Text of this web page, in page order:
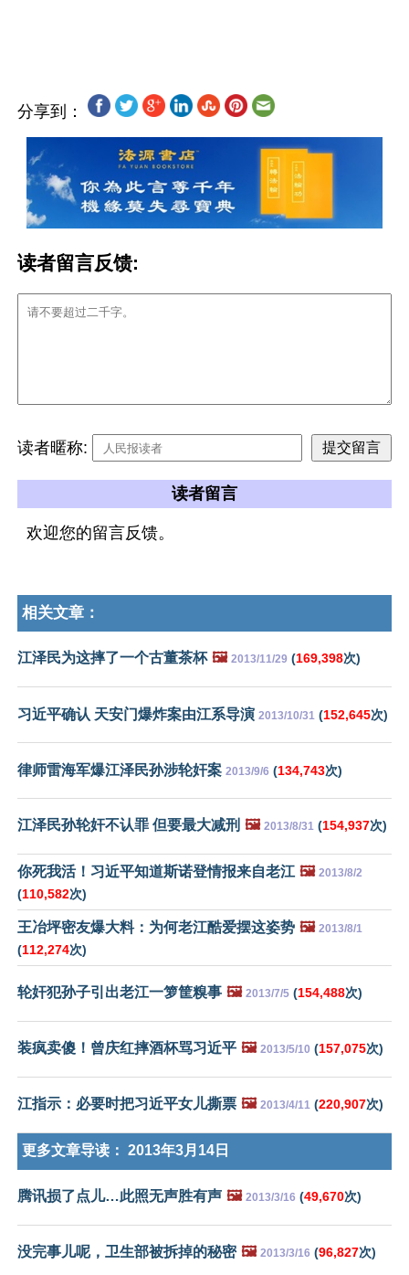
分享到：
读者留言反馈:
读者暱称:
读者留言
欢迎您的留言反馈。
相关文章：
江泽民为这摔了一个古董茶杯 🖼️ 2013/11/29 (169,398次)
习近平确认 天安门爆炸案由江系导演 2013/10/31 (152,645次)
律师雷海军爆江泽民孙涉轮奸案 2013/9/6 (134,743次)
江泽民孙轮奸不认罪 但要最大减刑 🖼️ 2013/8/31 (154,937次)
你死我活！习近平知道斯诺登情报来自老江 🖼️ 2013/8/2
(110,582次)
王冶坪密友爆大料：为何老江酷爱摆这姿势 🖼️ 2013/8/1
(112,274次)
轮奸犯孙子引出老江一箩筐糗事 🖼️ 2013/7/5 (154,488次)
装疯卖傻！曾庆红摔酒杯骂习近平 🖼️ 2013/5/10 (157,075次)
江指示：必要时把习近平女儿撕票 🖼️ 2013/4/11 (220,907次)
更多文章导读： 2013年3月14日
腾讯损了点儿…此照无声胜有声 🖼️ 2013/3/16 (49,670次)
没完事儿呢，卫生部被拆掉的秘密 🖼️ 2013/3/16 (96,827次)